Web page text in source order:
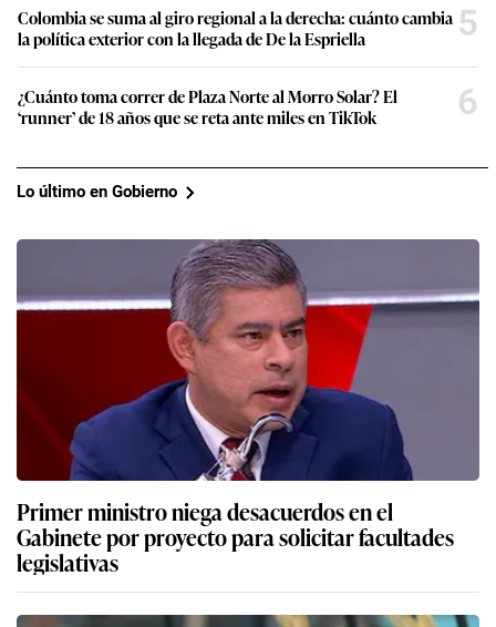
Colombia se suma al giro regional a la derecha: cuánto cambia
la política exterior con la llegada de De la Espriella
5
¿Cuánto toma correr de Plaza Norte al Morro Solar? El
‘runner’ de 18 años que se reta ante miles en TikTok
6
Lo último en Gobierno
Primer ministro niega desacuerdos en el
Gabinete por proyecto para solicitar facultades
legislativas